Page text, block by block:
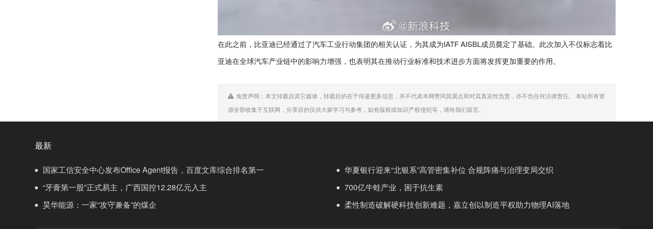
在此之前，比亚迪已经通过了汽车工业行动集团的相关认证，为其成为IATF AISBL成员奠定了基础。此次加入不仅标志着比
亚迪在全球汽车产业链中的影响力增强，也表明其在推动行业标准和技术进步方面将发挥更加重要的作用。
免责声明：本文转载自其它媒体，转载目的在于传递更多信息，并不代表本网赞同其观点和对其真实性负责，亦不负任何法律责任。 本站所有资
源全部收集于互联网，分享目的仅供大家学习与参考，如有版权或知识产权侵犯等，请给我们留言。
最新
国家工信安全中心发布Office Agent报告，百度文库综合排名第一
华夏银行迎来“北银系”高管密集补位 合规阵痛与治理变局交织
“牙膏第一股”正式易主，广西国控12.28亿元入主
700亿牛蛙产业，困于抗生素
昊华能源：一家“攻守兼备”的煤企
柔性制造破解硬科技创新难题，嘉立创以制造平权助力物理AI落地